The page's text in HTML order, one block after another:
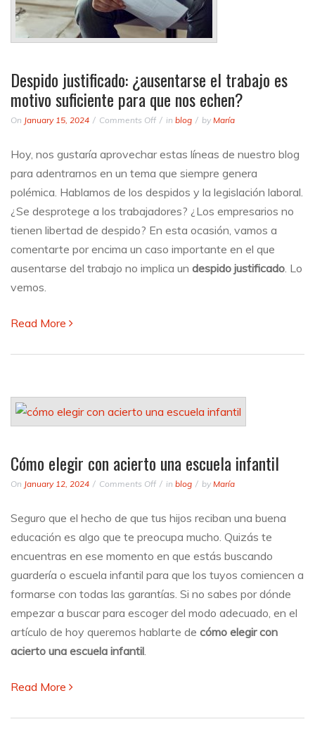
Despido justificado: ¿ausentarse el trabajo es
motivo suficiente para que nos echen?
On January 15, 2024 Comments Offon
justificado:
¿ausentarse
el
trabajo
motivo
suficiente
para
nos
in blog by María
Hoy, nos gustaría aprovechar estas líneas de nuestro blog
para adentrarnos en un tema que siempre genera
polémica. Hablamos de los despidos y la legislación laboral.
¿Se desprotege a los trabajadores? ¿Los empresarios no
tienen libertad de despido? En esta ocasión, vamos a
comentarte por encima un caso importante en el que
ausentarse del trabajo no implica un despido justificado. Lo
vemos.
Read More
Cómo elegir con acierto una escuela infantil
On January 12, 2024 Comments Offon
con
acierto
una
infantil
in blog by María
Seguro que el hecho de que tus hijos reciban una buena
educación es algo que te preocupa mucho. Quizás te
encuentras en ese momento en que estás buscando
guardería o escuela infantil para que los tuyos comiencen a
formarse con todas las garantías. Si no sabes por dónde
empezar a buscar para escoger del modo adecuado, en el
artículo de hoy queremos hablarte de cómo elegir con
acierto una escuela infantil.
Read More